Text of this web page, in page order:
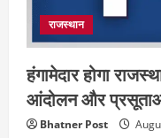
राजस्थान
हंगामेदार होगा
आंदोलन और प्रसूताओं
Bhatner Post